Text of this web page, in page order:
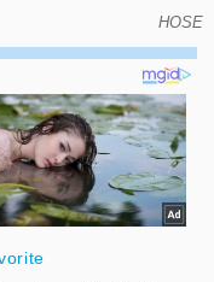
HOSE
để thực hiện